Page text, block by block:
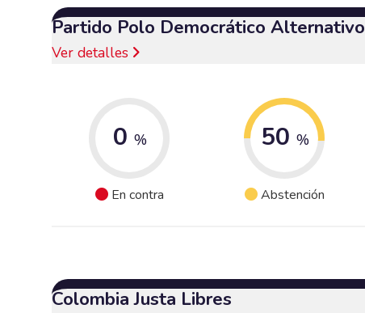
Partido Polo Democrático Alternativo
Ver detalles
0 %
En contra
50 %
Abstención
Colombia Justa Libres